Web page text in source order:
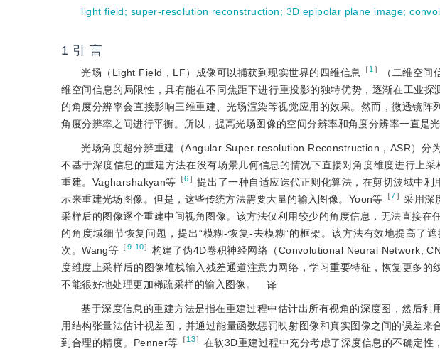
light field; super-resolution reconstruction; 3D epipolar plane image;
1 引 言
光场（Light Field，LF）成像可以捕获到现实世界的四维信息 ［1 ］
（二维空
维空间信息的局限性，具有能在不同焦距下进行重投影的独特优势，逐渐在工业
的角度分辨率会直接影响三维重建、光场渲染等视觉应用的效果。然而，微透镜
角度分辨率之间进行平衡。所以，提高光场图像的空间分辨率和角度分辨率一直是光
光场角度超分辨重建（Angular Super-resolution Reconstruction，ASR）分
不基于深度信息的重建方法在没有场景几何信息的情况下直接对角度维度进行上采
重建。Vagharshakyan等 ［6］提出了一种自适应迭代正则化算法，在剪切波域中
示来重建光场图像。但是，这些传统方法需要大量的输入图像。Yoon等 ［7］ 采用深
采样后的图像逐个重建中间视角图像。该方法仅利用较少的角度信息，无法直接在
的角度域细节恢复问题，提出“模糊-恢复-去模糊”的框架。该方法有效地提高了
次。Wang等 ［9-10］ 构建了伪4D卷积神经网络（Convolutional Neural Network,
度维度上采样后的图像堆栈输入残差通道注意力网络，学习重要特征，恢复更多
不能很好地处理更加稀疏采样的输入图像。
译
基于深度信息的重建方法是指在重建过程中估计出所有视角的深度图，然后
用结构张量法估计视差图，并通过能量函数惩罚映射图像和真实图像之间的误差
到合理的精度。Penner等 ［13］ 在软3D重建过程中充分考虑了深度信息的不确定